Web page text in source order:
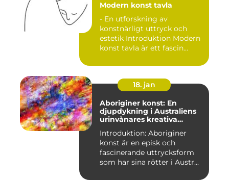
Modern konst tavla
- En utforskning av
konstnärligt uttryck och
estetik Introduktion Modern
konst tavla är ett fascin...
18. jan
Aboriginer konst: En
djupdykning i Australiens
urinvånares kreativa
Introduktion: Aboriginer
konst är en episk och
fascinerande uttrycksform
som har sina rötter i Austr...